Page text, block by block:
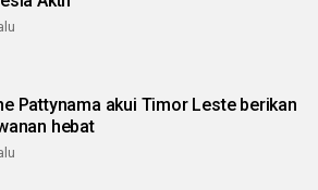
Pattynama akui Timor Leste berikan
hebat